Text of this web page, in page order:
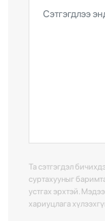
Та сэтгэгдэл
суртахууныг
устгах эрхтэй.
хариуцлага